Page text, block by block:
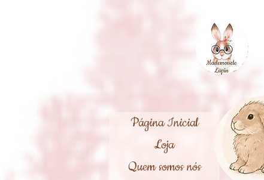
Página Inicial
Loja
Quem somos nós